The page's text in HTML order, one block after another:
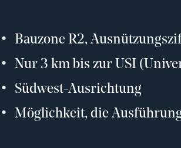
Bauzone R2,
Nur 3 km bis zur USI
Südwest-Ausrichtung
Möglichkeit, die